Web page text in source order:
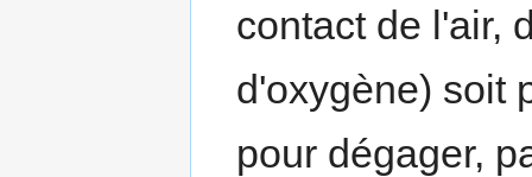
contact de l'air,
d'oxygène) soit
pour dégager,